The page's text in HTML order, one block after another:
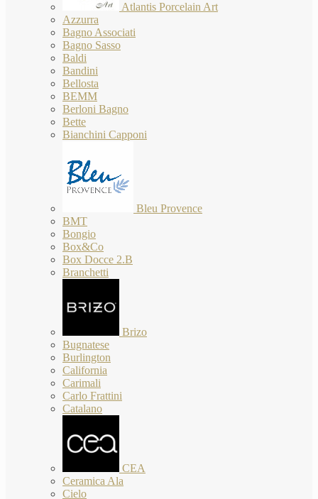
Atlantis Porcelain Art
Azzurra
Bagno Associati
Bagno Sasso
Baldi
Bandini
Bellosta
BEMM
Berloni Bagno
Bette
Bianchini Capponi
Bleu Provence
BMT
Bongio
Box&Co
Box Docce 2.B
Branchetti
Brizo
Bugnatese
Burlington
California
Carimali
Carlo Frattini
Catalano
CEA
Ceramica Ala
Cielo